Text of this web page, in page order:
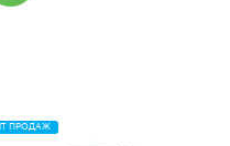
ПРОДАЖ